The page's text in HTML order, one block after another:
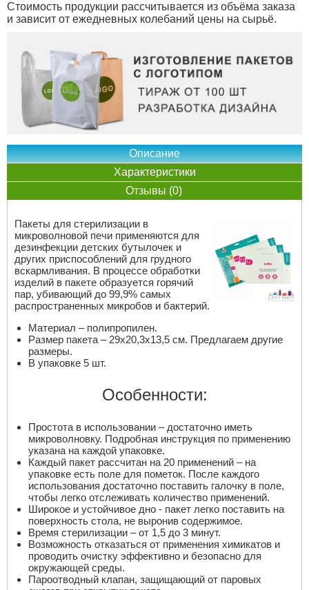
Стоимость продукции рассчитывается из объёма заказа
и зависит от ежедневных колебаний цены на сырьё.
Описание
Характеристики
Отзывы (0)
Пакеты для стерилизации в
микроволновой печи применяются для
дезинфекции детских бутылочек и
других приспособлений для грудного
вскармливания. В процессе обработки
изделий в пакете образуется горячий
пар, убивающий до 99,9% самых
распространенных микробов и бактерий.
Материал – полипропилен.
Размер пакета – 29х20,3х13,5 см. Предлагаем другие
размеры.
В упаковке 5 шт.
Особенности:
Простота в использовании – достаточно иметь
микроволновку. Подробная инструкция по применению
указана на каждой упаковке.
Каждый пакет рассчитан на 20 применений – на
упаковке есть поле для пометок. После каждого
использования достаточно поставить галочку в поле,
чтобы легко отслеживать количество применений.
Широкое и устойчивое дно - пакет легко поставить на
поверхность стола, не выронив содержимое.
Время стерилизации – от 1,5 до 3 минут.
Возможность отказаться от применения химикатов и
проводить очистку эффективно и безопасно для
окружающей среды.
Пароотводный клапан, защищающий от паровых